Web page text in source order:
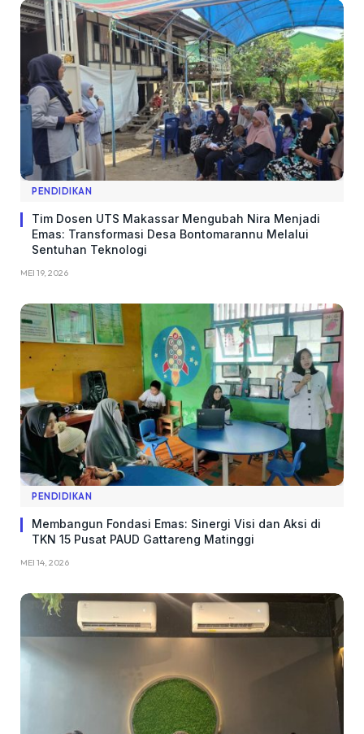
PENDIDIKAN
Tim Dosen UTS Makassar Mengubah Nira Menjadi
Emas: Transformasi Desa Bontomarannu Melalui
Sentuhan Teknologi
MEI 19, 2026
PENDIDIKAN
Membangun Fondasi Emas: Sinergi Visi dan Aksi di
TKN 15 Pusat PAUD Gattareng Matinggi
MEI 14, 2026